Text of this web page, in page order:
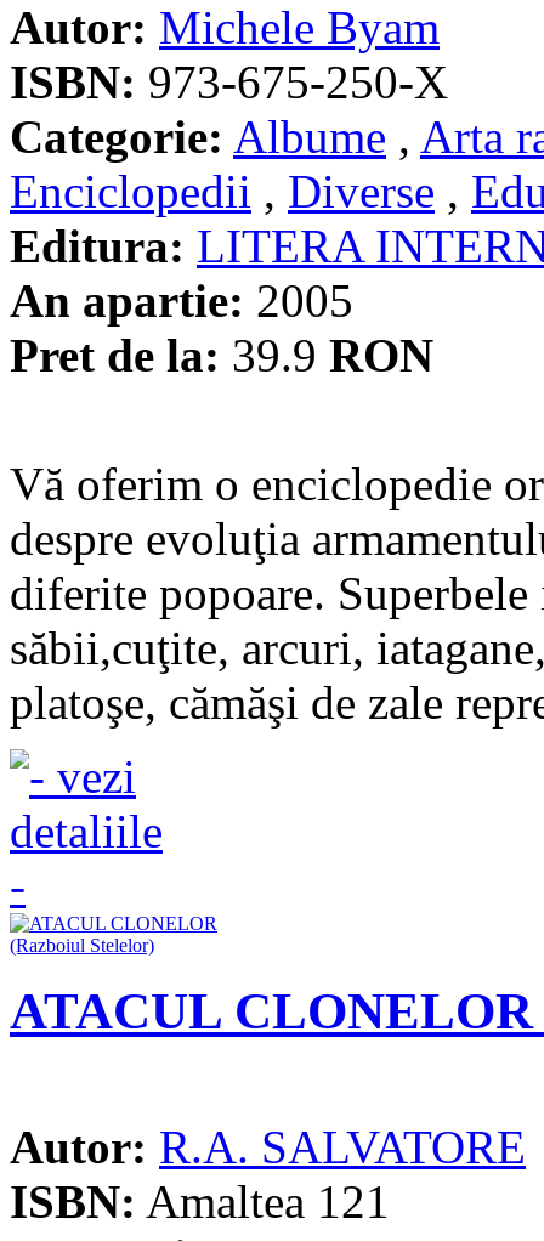
Autor: Michele Byam
ISBN: 973-675-250-X
Categorie: Albume , Arta
Enciclopedii , Diverse ,
Editura: LITERA
An apartie: 2005
Pret de la: 39.9 RON
Vă oferim o enciclopedie
despre evoluţia
diferite popoare.
săbii,cuţite, arcuri,
platoşe, cămăşi de zale
ATACUL CLONELOR
Autor: R.A. SALVATORE
ISBN: Amaltea 121